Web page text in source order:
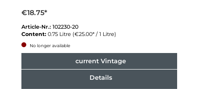
€18.75*
Article-Nr.: 102230-20
Content: 0.75 Litre (€25.00* / 1 Litre)
No longer available
current Vintage
Details